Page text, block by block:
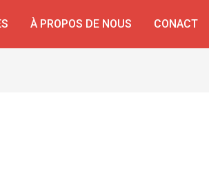
À PROPOS DE NOUS CONACT